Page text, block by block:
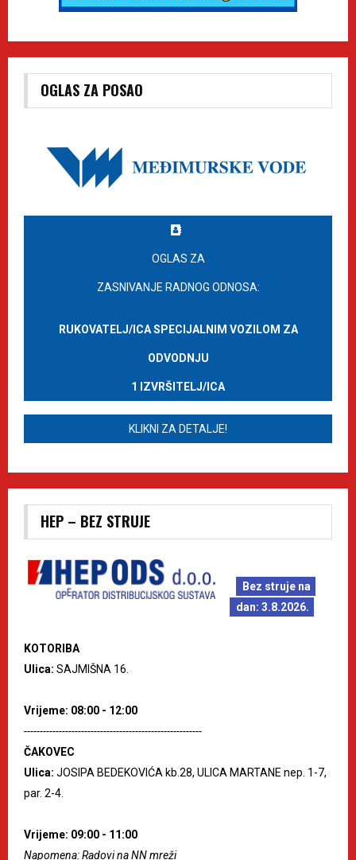
OGLAS ZA POSAO
OGLAS ZA
ZASNIVANJE RADNOG ODNOSA:
RUKOVATELJ/ICA SPECIJALNIM VOZILOM ZA
ODVODNJU
1 IZVRŠITELJ/ICA
KLIKNI ZA DETALJE!
HEP – BEZ STRUJE
Bez struje na
dan: 3.8.2026.
KOTORIBA
Ulica: SAJMIŠNA 16.
Vrijeme: 08:00 - 12:00
--------------------------------------------------------
ČAKOVEC
Ulica: JOSIPA BEDEKOVIĆA kb.28, ULICA MARTANE nep. 1-7,
par. 2-4.
Vrijeme: 09:00 - 11:00
Napomena: Radovi na NN mreži